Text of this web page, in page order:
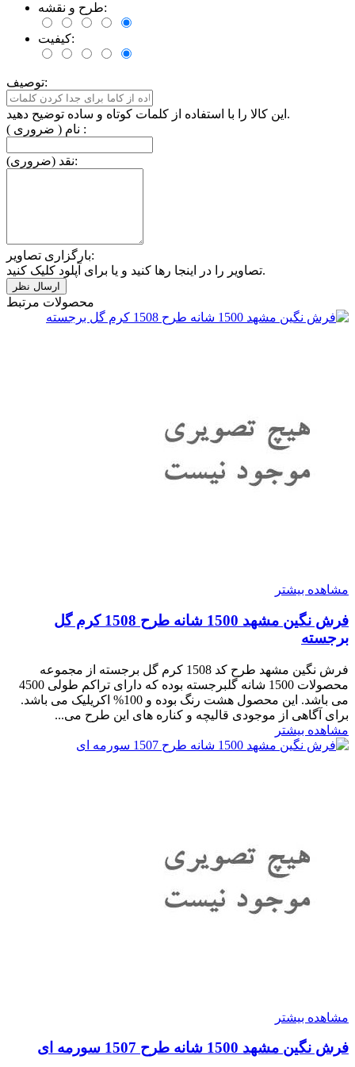
طرح و نقشه:
کیفیت:
توصیف:
این کالا را با استفاده از کلمات کوتاه و ساده توضیح دهید.
نام ( ضروری ) :
نقد (ضروری):
بارگزاری تصاویر:
تصاویر را در اینجا رها کنید و یا برای آپلود کلیک کنید.
محصولات مرتبط
مشاهده بیشتر
فرش نگین مشهد 1500 شانه طرح 1508 کرم گل
برجسته
فرش نگین مشهد طرح کد 1508 کرم گل برجسته از مجموعه
محصولات 1500 شانه گلبرجسته بوده که دارای تراکم طولی 4500
می باشد. این محصول هشت رنگ بوده و 100% اکریلیک می باشد.
برای آگاهی از موجودی قالیچه و کناره های این طرح می...
مشاهده بیشتر
مشاهده بیشتر
فرش نگین مشهد 1500 شانه طرح 1507 سورمه ای